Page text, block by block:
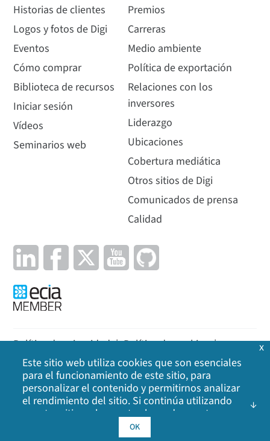
Historias de clientes
Logos y fotos de Digi
Eventos
Cómo comprar
Biblioteca de recursos
Iniciar sesión
Vídeos
Seminarios web
Premios
Carreras
Medio ambiente
Política de exportación
Relaciones con los
inversores
Liderazgo
Ubicaciones
Cobertura mediática
Otros sitios de Digi
Comunicados de prensa
Calidad
Política de privacidad | Política de cookies |
Aviso legal | Mapa del sitio
©2026Digi International Inc. Todos los derechos
reservados.
Este sitio web utiliza cookies que son esenciales
para el funcionamiento de este sitio, para
personalizar el contenido y permitirnos analizar
el rendimiento del sitio. Si continúa utilizando
nuestro sitio web, acepta el uso de nuestras
cookies. Haga clic en Aceptar para indicar que
OK
x